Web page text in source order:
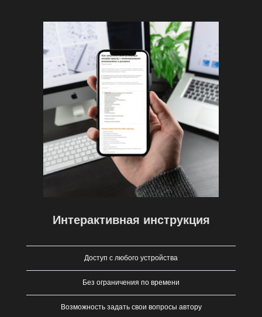
Интерактивная инструкция
Доступ с любого устройства
Без ограничения по времени
Возможность задать свои вопросы автору